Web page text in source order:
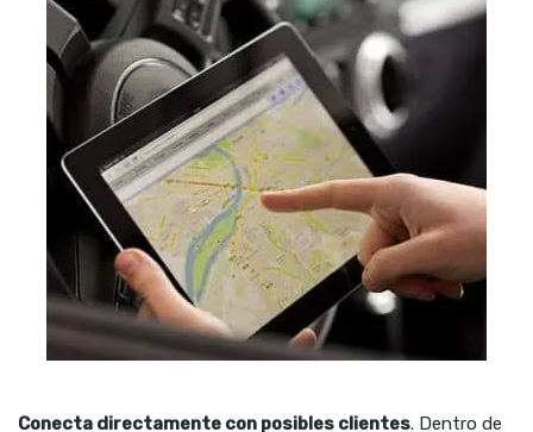
Conecta directamente con posibles clientes. Dentro de